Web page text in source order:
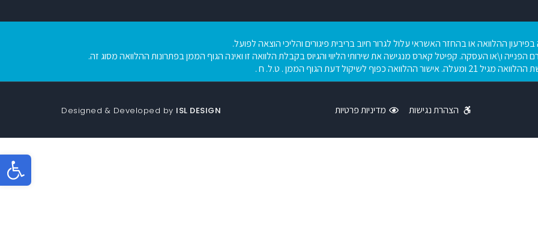
פתח
ההלוואה או בהחזר האשראי עלול לגרור חיוב בריבית פיגורים והליכי הוצאה לפועל.
הפנייה ו\או העסקה. קפיטל קארס מנגישה את שירותי הליווי והגיוס בקבלת הלוואה זו ואינה הגוף הממן בפתרונות ההלוואה מסוג זה.
21 ומעלה. אישור ההלוואה כפוף לשיקול דעת הגוף הממן . ט.ל. ח .
הצהרת נגישות מדיניות פרטיות Designed & Developed by ISL DESIGN